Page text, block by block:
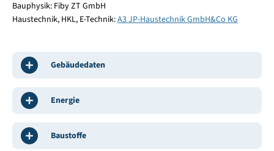
Bauphysik: Fiby ZT GmbH
Haustechnik, HKL, E-Technik:A3 JP-Haustechnik GmbH&Co KG
Gebäudedaten
Energie
Baustoffe